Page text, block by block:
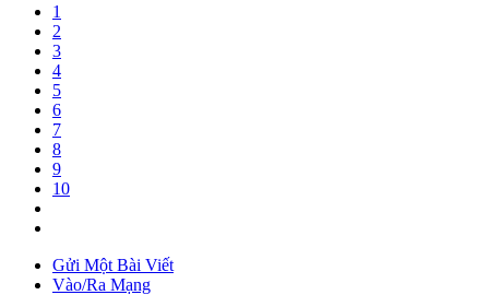
1
2
3
4
5
6
7
8
9
10
Gửi Một Bài Viết
Vào/Ra Mạng